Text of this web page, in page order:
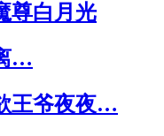
尊白月光
…
王爷夜夜…